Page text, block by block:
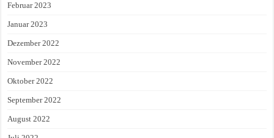
Februar 2023
Januar 2023
Dezember 2022
November 2022
Oktober 2022
September 2022
August 2022